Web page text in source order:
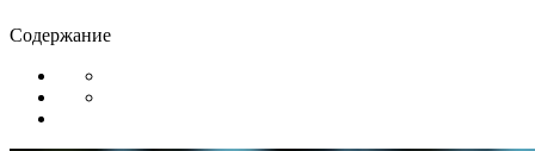
Содержание